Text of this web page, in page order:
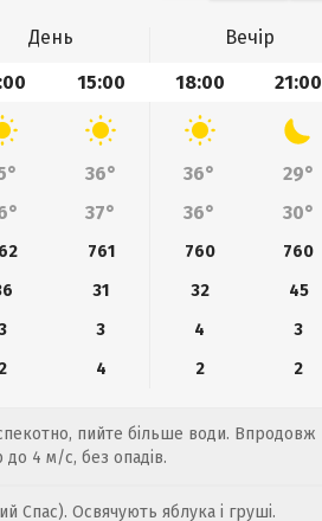
День
Вечір
15:00 18:00 21:00
36° 36°
29°
37° 36° 30°
761 760
760
31 32
45
3 4
3
2 4 2 2
пийте більше води. Впродовж
4 м/с, без опадів.
Спас). Освячують яблука і груші.